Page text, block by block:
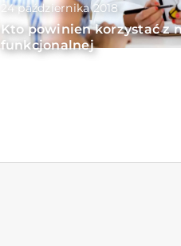
24 października 2018
Kto powinien korzystać z
funkcjonalnej